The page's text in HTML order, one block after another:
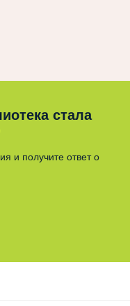
стала
и получите ответ о